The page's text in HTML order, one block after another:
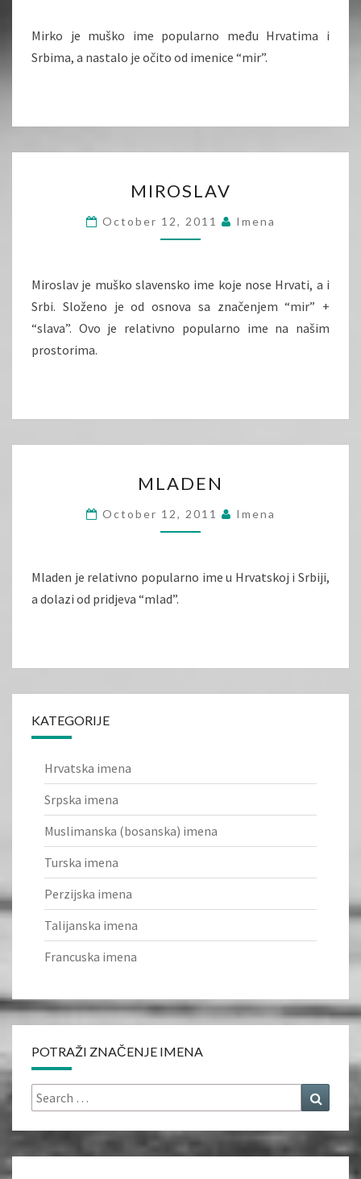
Mirko je muško ime popularno među Hrvatima i
Srbima, a nastalo je očito od imenice “mir”.
MIROSLAV
October 12, 2011 Imena
Miroslav je muško slavensko ime koje nose Hrvati, a i
Srbi. Složeno je od osnova sa značenjem “mir” +
“slava”. Ovo je relativno popularno ime na našim
prostorima.
MLADEN
October 12, 2011 Imena
Mladen je relativno popularno ime u Hrvatskoj i Srbiji,
a dolazi od pridjeva “mlad”.
KATEGORIJE
Hrvatska imena
Srpska imena
Muslimanska (bosanska) imena
Turska imena
Perzijska imena
Talijanska imena
Francuska imena
POTRAŽI ZNAČENJE IMENA
Search
for: